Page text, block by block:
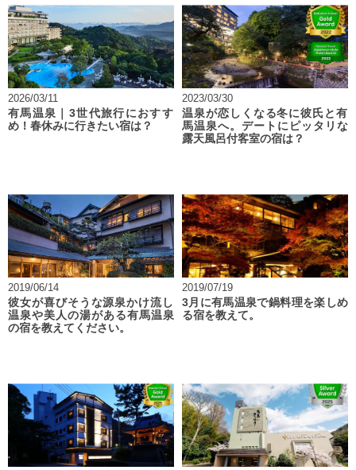
2026/03/11
有馬温泉｜3世代旅行におすす
め！春休みに行きたい宿は？
2023/03/30
温泉が恋しくなる冬に彼氏と有
馬温泉へ。デートにピッタリな
露天風呂付客室の宿は？
2019/06/14
彼女が喜びそうな源泉かけ流し
温泉や美人の湯がある有馬温泉
の宿を教えてください。
2019/07/19
3月に有馬温泉で鍋料理を楽しめ
る宿を教えて。